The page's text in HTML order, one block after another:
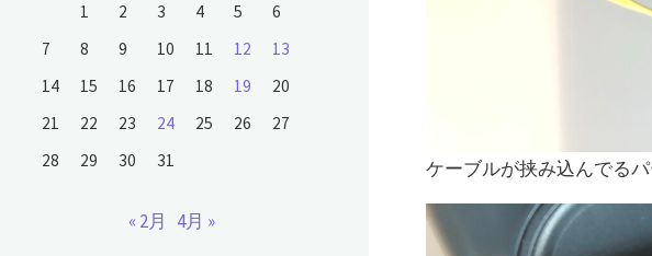
ケーブルが挟み込んでる
1
2 3 4 5
6
7
8 9 10 11 12
13
14
15 16 17 18 19
20
21
22 23 24 25 26
27
28
29 30 31
« 2月 4月 »